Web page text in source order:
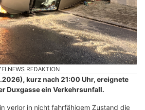
REDAKTION
kurz nach 21:00 Uhr, ereignete
Duxgasse ein Verkehrsunfall.
verlor in nicht fahrfähigem Zustand die